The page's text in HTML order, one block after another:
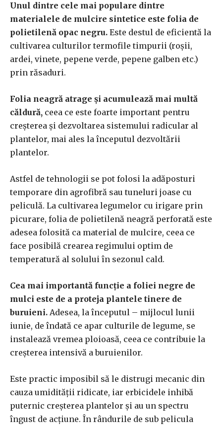
Unul dintre cele mai populare dintre
materialele de mulcire sintetice este folia de
polietilenă opac negru. Este destul de eficientă la
cultivarea culturilor termofile timpurii (roșii,
ardei, vinete, pepene verde, pepene galben etc.)
prin răsaduri.
Folia neagră atrage și acumulează mai multă
căldură, ceea ce este foarte important pentru
creșterea și dezvoltarea sistemului radicular al
plantelor, mai ales la începutul dezvoltării
plantelor.
Astfel de tehnologii se pot folosi la adăposturi
temporare din agrofibră sau tuneluri joase cu
peliculă. La cultivarea legumelor cu irigare prin
picurare, folia de polietilenă neagră perforată este
adesea folosită ca material de mulcire, ceea ce
face posibilă crearea regimului optim de
temperatură al solului în sezonul cald.
Cea mai importantă funcție a foliei negre de
mulci este de a proteja plantele tinere de
buruieni. Adesea, la începutul – mijlocul lunii
iunie, de îndată ce apar culturile de legume, se
instalează vremea ploioasă, ceea ce contribuie la
creșterea intensivă a buruienilor.
Este practic imposibil să le distrugi mecanic din
cauza umidității ridicate, iar erbicidele inhibă
puternic creșterea plantelor și au un spectru
îngust de acțiune. În rândurile de sub pelicula